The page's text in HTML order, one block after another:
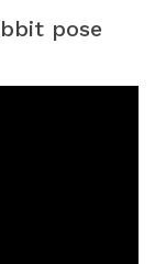
pose